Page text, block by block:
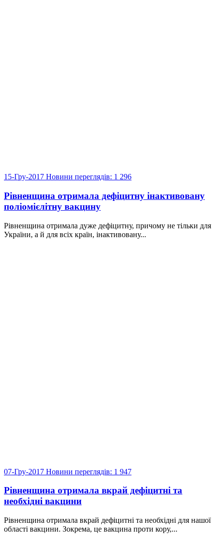
15-Гру-2017 Новини переглядів: 1 296
Рівненщина отримала дефіцитну інактивовану
поліомієлітну вакцину
Рівненщина отримала дуже дефіцитну, причому не тільки для
України, а й для всіх країн, інактивовану...
07-Гру-2017 Новини переглядів: 1 947
Рівненщина отримала вкрай дефіцитні та
необхідні вакцини
Рівненщина отримала вкрай дефіцитні та необхідні для нашої
області вакцини. Зокрема, це вакцина проти кору,...